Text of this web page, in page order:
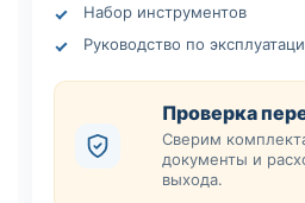
Набор инструментов
Руководство по
Проверка
Сверим
документы и
выхода.